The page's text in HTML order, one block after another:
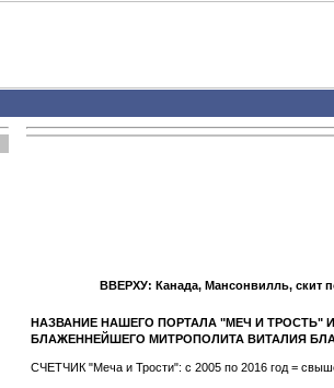
ВВЕРХУ: Канада, Мансонвилль, скит
НАЗВАНИЕ НАШЕГО ПОРТАЛА "МЕЧ И ТРОСТЬ"
БЛАЖЕННЕЙШЕГО МИТРОПОЛИТА ВИТАЛИЯ
СЧЕТЧИК "Меча и Трости": с 2005 по 2016 год =